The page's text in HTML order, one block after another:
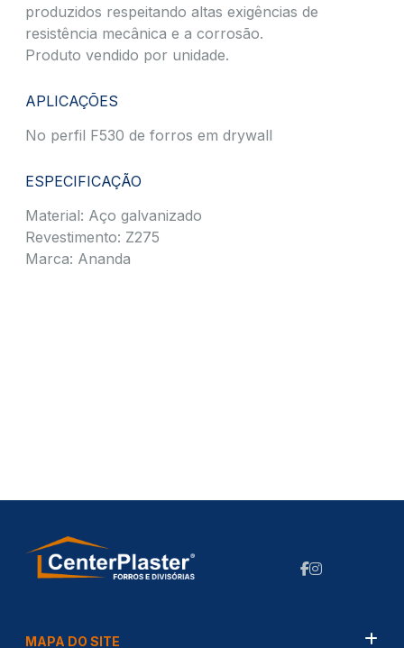
produzidos respeitando altas exigências de
resistência mecânica e a corrosão.
Produto vendido por unidade.
APLICAÇÕES
No perfil F530 de forros em drywall
ESPECIFICAÇÃO
Material: Aço galvanizado
Revestimento: Z275
Marca: Ananda
MAPA DO SITE